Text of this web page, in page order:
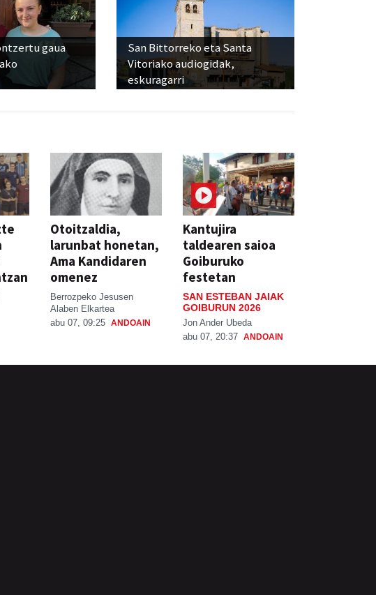
gaua
San Bittorreko eta Santa
Vitoriako audiogidak,
eskuragarri
Otoitzaldia,
larunbat honetan,
Ama Kandidaren
omenez
Berrozpeko Jesusen
Alaben Elkartea
abu 07, 09:25 ANDOAIN
Kantujira
taldearen saioa
Goiburuko
festetan
SAN ESTEBAN JAIAK
GOIBURUN 2026
Jon Ander Ubeda
abu 07, 20:37 ANDOAIN